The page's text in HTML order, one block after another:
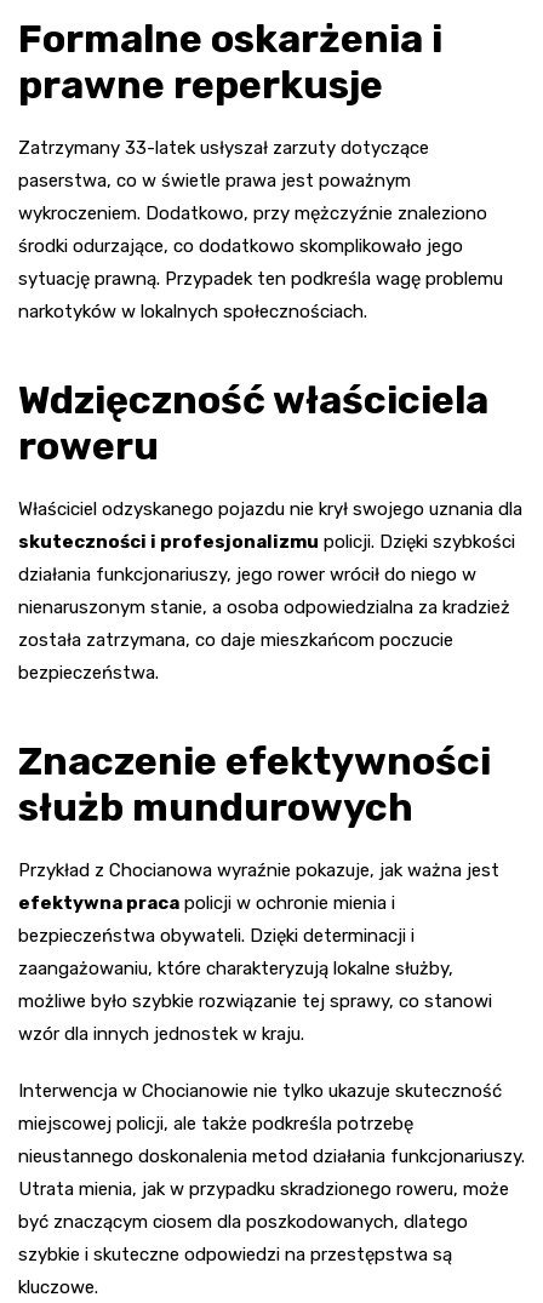
Formalne oskarżenia i
prawne reperkusje
Zatrzymany 33-latek usłyszał zarzuty dotyczące
paserstwa, co w świetle prawa jest poważnym
wykroczeniem. Dodatkowo, przy mężczyźnie znaleziono
środki odurzające, co dodatkowo skomplikowało jego
sytuację prawną. Przypadek ten podkreśla wagę problemu
narkotyków w lokalnych społecznościach.
Wdzięczność właściciela
roweru
Właściciel odzyskanego pojazdu nie krył swojego uznania dla
skuteczności i profesjonalizmu policji. Dzięki szybkości
działania funkcjonariuszy, jego rower wrócił do niego w
nienaruszonym stanie, a osoba odpowiedzialna za kradzież
została zatrzymana, co daje mieszkańcom poczucie
bezpieczeństwa.
Znaczenie efektywności
służb mundurowych
Przykład z Chocianowa wyraźnie pokazuje, jak ważna jest
efektywna praca policji w ochronie mienia i
bezpieczeństwa obywateli. Dzięki determinacji i
zaangażowaniu, które charakteryzują lokalne służby,
możliwe było szybkie rozwiązanie tej sprawy, co stanowi
wzór dla innych jednostek w kraju.
Interwencja w Chocianowie nie tylko ukazuje skuteczność
miejscowej policji, ale także podkreśla potrzebę
nieustannego doskonalenia metod działania funkcjonariuszy.
Utrata mienia, jak w przypadku skradzionego roweru, może
być znaczącym ciosem dla poszkodowanych, dlatego
szybkie i skuteczne odpowiedzi na przestępstwa są
kluczowe.